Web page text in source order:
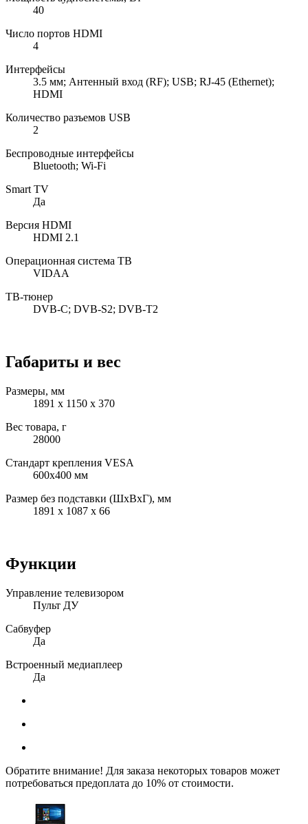
40
Число портов HDMI
4
Интерфейсы
3.5 мм; Антенный вход (RF); USB; RJ-45 (Ethernet);
HDMI
Количество разъемов USB
2
Беспроводные интерфейсы
Bluetooth; Wi-Fi
Smart TV
Да
Версия HDMI
HDMI 2.1
Операционная система ТВ
VIDAA
ТВ-тюнер
DVB-C; DVB-S2; DVB-T2
Габариты и вес
Размеры, мм
1891 x 1150 x 370
Вес товара, г
28000
Стандарт крепления VESA
600x400 мм
Размер без подставки (ШxВxГ), мм
1891 x 1087 x 66
Функции
Управление телевизором
Пульт ДУ
Сабвуфер
Да
Встроенный медиаплеер
Да
Обратите внимание! Для заказа некоторых товаров может
потребоваться предоплата до 10% от стоимости.